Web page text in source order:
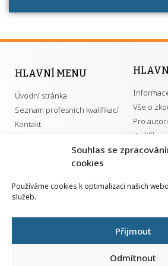
Souhlas se
cookies
Používáme cookies k optimalizaci našich
služeb.
Přijmout
Odmítnout
HLAVNÍ MENU
Úvodní stránka
Seznam profesních kvalifikací
Kontakt
Vše o
Pro
GDPR
Národní
110 00